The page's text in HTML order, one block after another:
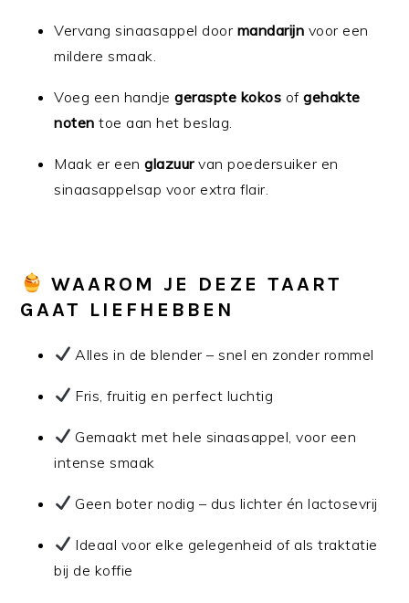
Vervang sinaasappel door mandarijn voor een
mildere smaak.
Voeg een handjegeraspte kokos ofgehakte
noten toe aan het beslag.
Maak er eenglazuurvan poedersuiker en
sinaasappelsap voor extra flair.
WAAROM JE DEZE TAART
GAAT LIEFHEBBEN
Alles in de blender – snel en zonder rommel
Fris, fruitig en perfect luchtig
Gemaakt met hele sinaasappel, voor een
intense smaak
Geen boter nodig – dus lichter én lactosevrij
Ideaal voor elke gelegenheid of als traktatie
bij de koffie